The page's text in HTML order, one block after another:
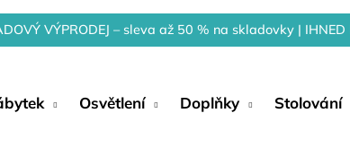
VÝPRODEJ – sleva až 50 % na skladovky |
Osvětlení Doplňky Stolování